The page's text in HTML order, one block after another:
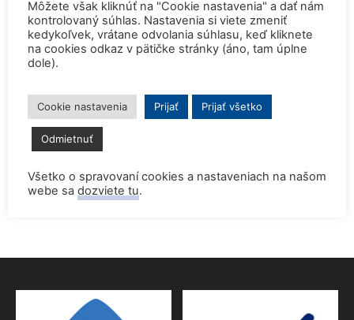
ZISTIŤ VIAC
KALENDÁR GOOGLECAL
Môžete však kliknúť na "Cookie nastavenia" a dať nám
kontrolovaný súhlas. Nastavenia si viete zmeniť
kedykoľvek, vrátane odvolania súhlasu, keď kliknete
na cookies odkaz v pätičke stránky (áno, tam úplne
dole).
Cookie nastavenia Prijať Prijať všetko
Odmietnuť
Všetko o spravovaní cookies a nastaveniach na našom
webe sa dozviete tu.